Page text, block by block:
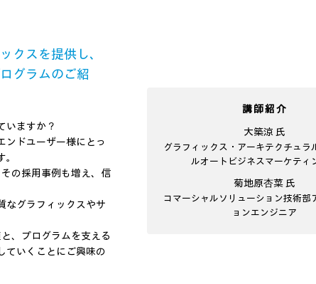
クスを提供し、
グラムのご紹
いますか？
ンドユーザー様にとっ
の採用事例も増え、信
なグラフィックスやサ
、プログラムを支える
いくことにご興味の
講師紹介
大築涼 氏
グラフィックス・アーキテクチュラ
ルオートビジネスマーケティ
菊地原杏菜 氏
コマーシャルソリューション技術部
ョンエンジニア